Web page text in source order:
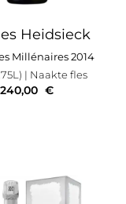
Heidsieck
Millénaires 2014
| Naakte fles
240,00 €